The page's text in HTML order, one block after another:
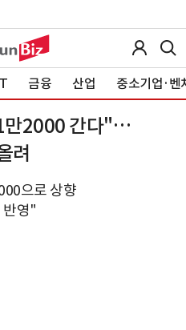
금융 산업 중소기업·벤
만2000 간다"…
려
으로 상향
반영"